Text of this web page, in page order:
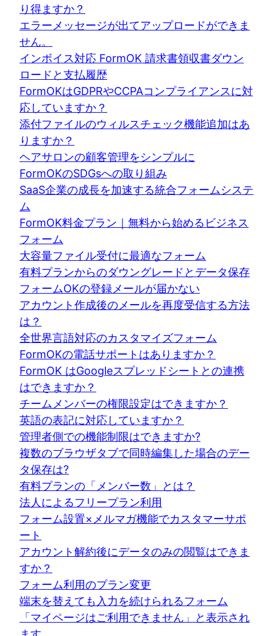
り得ますか？
エラーメッセージが出てアップロードができま
せん。
インボイス対応 FormOK 請求書領収書ダウン
ロードと支払履歴
FormOKはGDPRやCCPAコンプライアンスに対
応していますか？
添付ファイルのウィルスチェック機能追加はあ
りますか？
ヘアサロンの顧客管理をシンプルに
FormOKのSDGsへの取り組み
SaaS企業の成長を加速する統合フォームシステ
ム
FormOK料金プラン｜無料から始めるビジネス
フォーム
大容量ファイル受付に最適なフォーム
有料プランからのダウングレードとデータ保存
フォームOKの登録メールが届かない
アカウント作成後のメールを再度受信する方法
は？
全世界言語対応のカスタマイズフォーム
FormOKの電話サポートはありますか？
FormOK はGoogleスプレッドシートとの連携
はできますか？
チームメンバーの権限設定はできますか？
英語の表記に対応していますか？
管理者側での機能制限はできますか?
複数のブラウザタブで同時編集した場合のデー
タ保存は?
有料プランの「メンバー数」とは？
法人によるフリープラン利用
フォーム設置×メルマガ機能でカスタマーサポ
ート
アカウント解約後にデータのみの閲覧はできま
すか？
フォーム利用のプラン変更
端末を替えても入力を続けられるフォーム
「マイページはご利用できません」と表示され